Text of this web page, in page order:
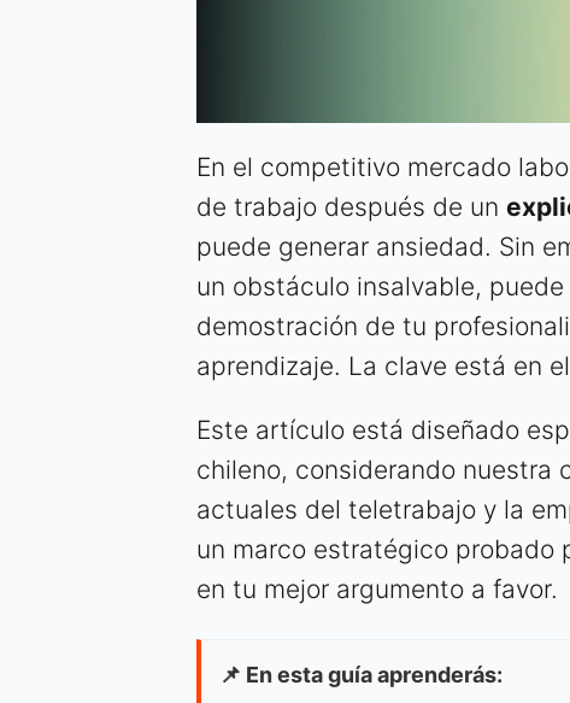
En el competitivo mercado
de trabajo después de un
puede generar ansiedad. Sin
un obstáculo insalvable,
demostración de tu
aprendizaje. La clave está en
Este artículo está diseñado
chileno, considerando nuestra
actuales del teletrabajo y la
un marco estratégico probado
en tu mejor argumento a favor.
📌 En esta guía aprenderás: